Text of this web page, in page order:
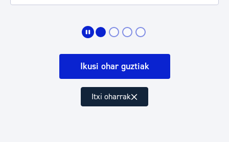
Ikusi ohar guztiak
Itxi oharrak